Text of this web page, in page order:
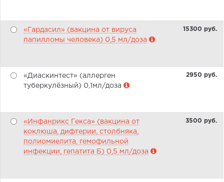
«Гардасил» (вакцина от вируса
папилломы человека) 0,5 мл/доза
15300 pуб.
«Диаскинтест» (аллерген
туберкулёзный) 0,1мл/доза
2950 pуб.
«Инфанрикс Гекса» (вакцина от
коклюша, дифтерии, столбняка,
полиомиелита, гемофильной
инфекции, гепатита Б) 0,5 мл/доза
3500 pуб.